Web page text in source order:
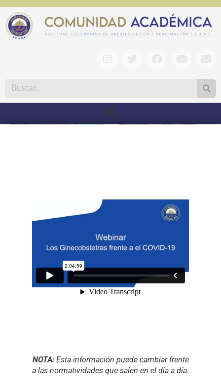
NOTA:Esta información puede cambiar frente
a las normatividades que salen en el día a día.